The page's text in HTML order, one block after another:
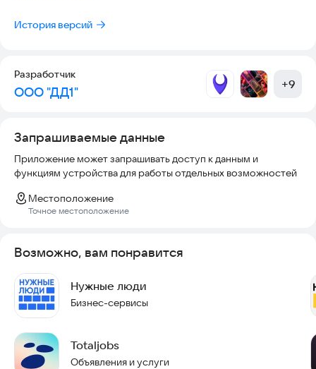
вас за использование нашего приложения и оставайтесь на
История версий
Разработчик
ООО "ДД1" +9
Запрашиваемые данные
Приложение может запрашивать доступ к данным и
функциям устройства для работы отдельных возможностей
Местоположение
Точное местоположение
Возможно, вам понравится
Нужные люди
Бизнес-сервисы
Totaljobs
Объявления и услуги